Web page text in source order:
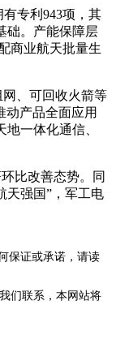
专利943项，其
础。产能保障层
商业航天批量生
、可回收火箭等
动产品全面应用
一体化通信、
比改善态势。同
天强国”，军工电
保证或承诺，请读
们联系，本网站将